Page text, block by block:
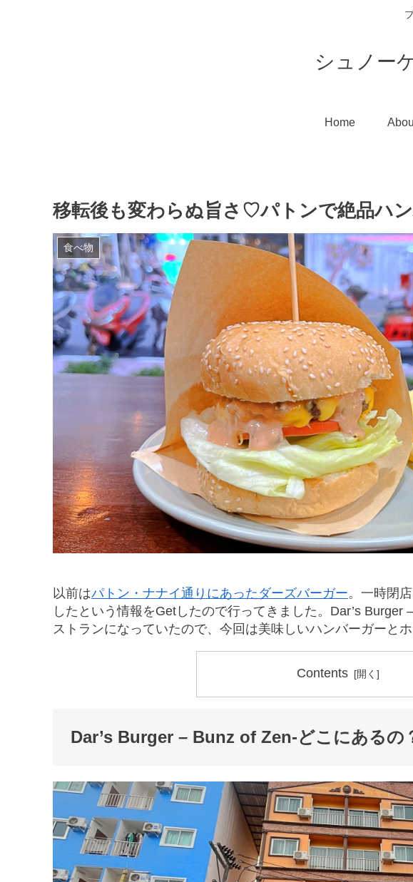
シュノー
Home
移転後も変わらぬ旨さ♡パトンで絶品ハ
食べ物
以前はパトン・ナナイ通りにあったダーズバーガー。一時閉
したという情報をGetしたので行ってきました。Dar’s Burger
ストランになっていたので、今回は美味しいハンバーガーと
Contents
Dar’s Burger – Bunz of Zen-どこにあるの